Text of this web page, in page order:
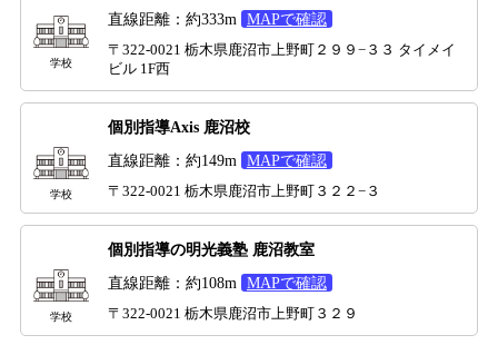
学校
直線距離：約333m
MAPで確認
〒322-0021 栃木県鹿沼市上野町２９９−３３ タイメイ
ビル 1F西
学校
個別指導Axis 鹿沼校
直線距離：約149m
MAPで確認
〒322-0021 栃木県鹿沼市上野町３２２−３
学校
個別指導の明光義塾 鹿沼教室
直線距離：約108m
MAPで確認
〒322-0021 栃木県鹿沼市上野町３２９